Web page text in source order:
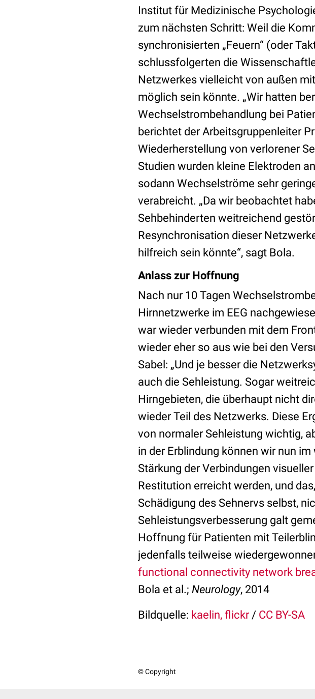
Institut für Medizinische
zum nächsten Schritt: Weil die
synchronisierten „Feuern“ (oder
schlussfolgerten die
Netzwerkes vielleicht von außen
möglich sein könnte. „Wir hatten
Wechselstrombehandlung bei
berichtet der Arbeitsgruppenleiter
Wiederherstellung von verlorener
Studien wurden kleine Elektroden
sodann Wechselströme sehr
verabreicht. „Da wir beobachtet
Sehbehinderten weitreichend
Resynchronisation dieser
hilfreich sein könnte“, sagt Bola.
Anlass zur Hoffnung
Nach nur 10 Tagen
Hirnnetzwerke im EEG
war wieder verbunden mit dem
wieder eher so aus wie bei den
Sabel: „Und je besser die
auch die Sehleistung. Sogar
Hirngebieten, die überhaupt nicht
wieder Teil des Netzwerks. Diese
von normaler Sehleistung wichtig,
in der Erblindung können wir nun
Stärkung der Verbindungen
Restitution erreicht werden, und
Schädigung des Sehnervs selbst,
Sehleistungsverbesserung galt
Hoffnung für Patienten mit
jedenfalls teilweise
functional connectivity network
Bola et al.; Neurology, 2014
Bildquelle: kaelin, flickr/ CC BY-SA
© Copyright